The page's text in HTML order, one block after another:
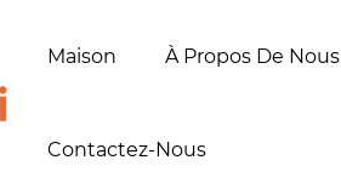
Maison À Propos De Nous
Contactez-Nous